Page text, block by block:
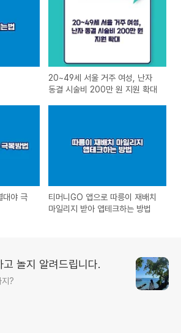
20~49세 서울 거주 여성, 난자
동결 시술비 200만 원 지원 확대
대야 극
티머니GO 앱으로 따릉이 재배치
마일리지 받아 앱테크하는 방법
놀지 알려드립니다.
지?